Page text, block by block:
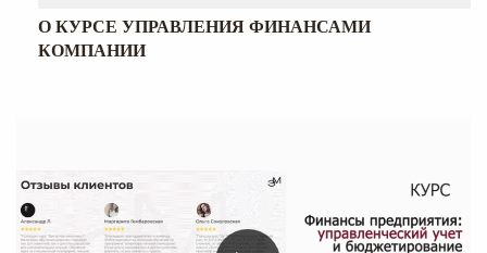
О КУРСЕ УПРАВЛЕНИЯ ФИНАНСАМИ
КОМПАНИИ